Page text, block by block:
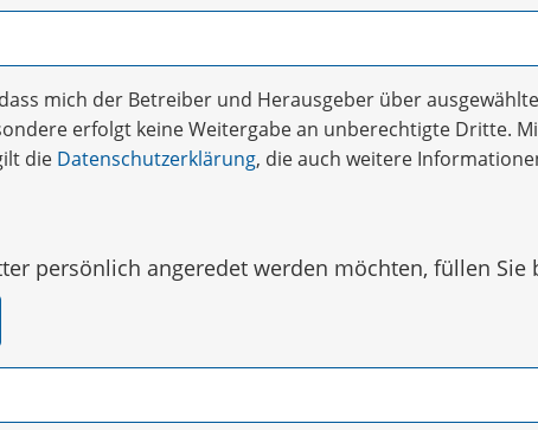
mich der Betreiber und Herausgeber über
erfolgt keine Weitergabe an unberechtigte Dritte.
die Datenschutzerklärung, die auch weitere
persönlich angeredet werden möchten, füllen Sie